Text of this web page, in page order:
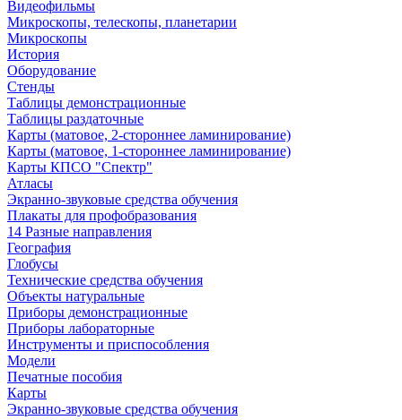
Видеофильмы
Микроскопы, телескопы, планетарии
Микроскопы
История
Оборудование
Стенды
Таблицы демонстрационные
Таблицы раздаточные
Карты (матовое, 2-стороннее ламинирование)
Карты (матовое, 1-стороннее ламинирование)
Карты КПСО "Спектр"
Атласы
Экранно-звуковые средства обучения
Плакаты для профобразования
14 Разные направления
География
Глобусы
Технические средства обучения
Объекты натуральные
Приборы демонстрационные
Приборы лабораторные
Инструменты и приспособления
Модели
Печатные пособия
Карты
Экранно-звуковые средства обучения